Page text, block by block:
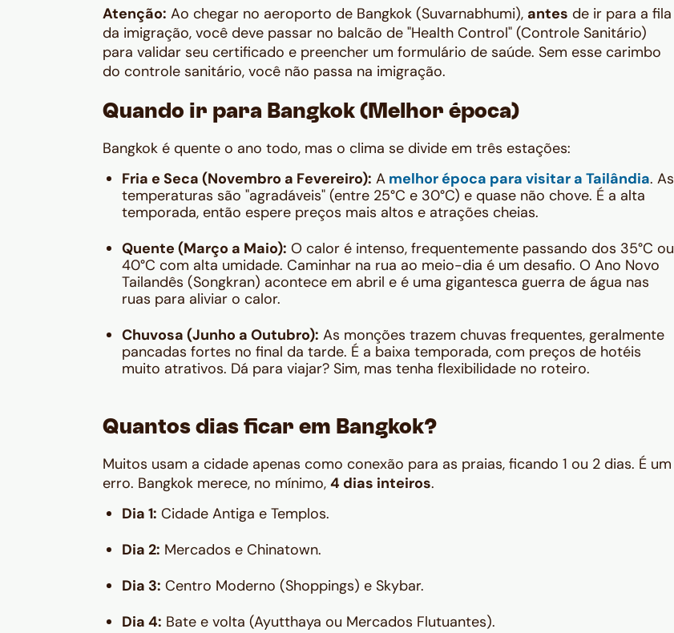
Atenção: Ao chegar no aeroporto de Bangkok (Suvarnabhumi), antes de ir para a fila
da imigração, você deve passar no balcão de "Health Control" (Controle Sanitário)
para validar seu certificado e preencher um formulário de saúde. Sem esse carimbo
do controle sanitário, você não passa na imigração.
Quando ir para Bangkok (Melhor época)
Bangkok é quente o ano todo, mas o clima se divide em três estações:
Fria e Seca (Novembro a Fevereiro): A melhor época para visitar a Tailândia. As
temperaturas são "agradáveis" (entre 25°C e 30°C) e quase não chove. É a alta
temporada, então espere preços mais altos e atrações cheias.
Quente (Março a Maio): O calor é intenso, frequentemente passando dos 35°C ou
40°C com alta umidade. Caminhar na rua ao meio-dia é um desafio. O Ano Novo
Tailandês (Songkran) acontece em abril e é uma gigantesca guerra de água nas
ruas para aliviar o calor.
Chuvosa (Junho a Outubro): As monções trazem chuvas frequentes, geralmente
pancadas fortes no final da tarde. É a baixa temporada, com preços de hotéis
muito atrativos. Dá para viajar? Sim, mas tenha flexibilidade no roteiro.
Quantos dias ficar em Bangkok?
Muitos usam a cidade apenas como conexão para as praias, ficando 1 ou 2 dias. É um
erro. Bangkok merece, no mínimo, 4 dias inteiros.
Dia 1: Cidade Antiga e Templos.
Dia 2: Mercados e Chinatown.
Dia 3: Centro Moderno (Shoppings) e Skybar.
Dia 4: Bate e volta (Ayutthaya ou Mercados Flutuantes).